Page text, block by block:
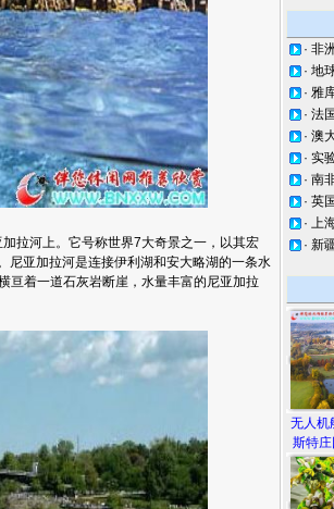
河上。它号称世界7大奇景之一，以其宏
尼亚加拉河是连接伊利湖和安大略湖的一条水
亘着一道石灰岩断崖，水量丰富的尼亚加拉
· 非
· 地
· 雅
· 法
· 澳
· 实
· 南
· 英
· 上
· 新
无人机
斯特